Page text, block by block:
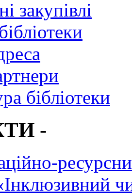
закупівлі
бібліотеки
-